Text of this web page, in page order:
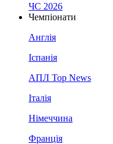
ЧС 2026
Чемпіонати
Англія
Іспанія
АПЛ Top News
Італія
Німеччина
Франція